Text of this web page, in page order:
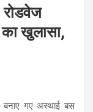
खुलासा,
बनाए गए अस्थाई बस